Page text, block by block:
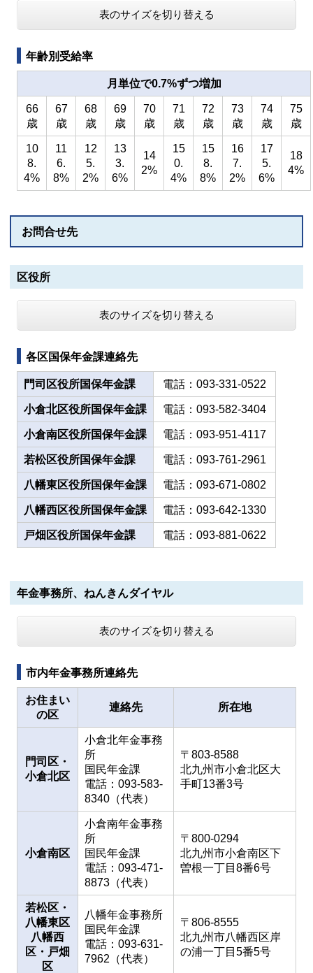
表のサイズを切り替える
年齢別受給率
月単位で0.7%ずつ増加
66
歳
67
歳
68
歳
69
歳
70
歳
71
歳
72
歳
73
歳
74
歳
75
歳
10
8.
4%
11
6.
8%
12
5.
2%
13
3.
6%
14
2%
15
0.
4%
15
8.
8%
16
7.
2%
17
5.
6%
18
4%
お問合せ先
区役所
表のサイズを切り替える
各区国保年金課連絡先
門司区役所国保年金課 電話：093-331-0522
小倉北区役所国保年金課 電話：093-582-3404
小倉南区役所国保年金課 電話：093-951-4117
若松区役所国保年金課 電話：093-761-2961
八幡東区役所国保年金課 電話：093-671-0802
八幡西区役所国保年金課 電話：093-642-1330
戸畑区役所国保年金課 電話：093-881-0622
年金事務所、ねんきんダイヤル
表のサイズを切り替える
市内年金事務所連絡先
お住まい
の区
連絡先 所在地
門司区・
小倉北区
小倉北年金事務
所
国民年金課
電話：093-583-
8340（代表）
〒803-8588
北九州市小倉北区大
手町13番3号
小倉南区
小倉南年金事務
所
国民年金課
電話：093-471-
8873（代表）
〒800-0294
北九州市小倉南区下
曽根一丁目8番6号
若松区・
八幡東区
八幡西
区・戸畑
区
八幡年金事務所
国民年金課
電話：093-631-
7962（代表）
〒806-8555
北九州市八幡西区岸
の浦一丁目5番5号